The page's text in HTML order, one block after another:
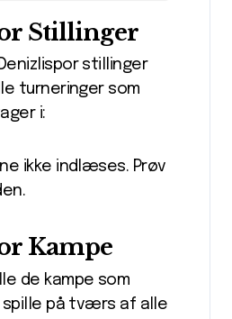
Stillinger
stillinger
turneringer som
i:
ikke indlæses. Prøv
Kampe
de kampe som
spille på tværs af alle